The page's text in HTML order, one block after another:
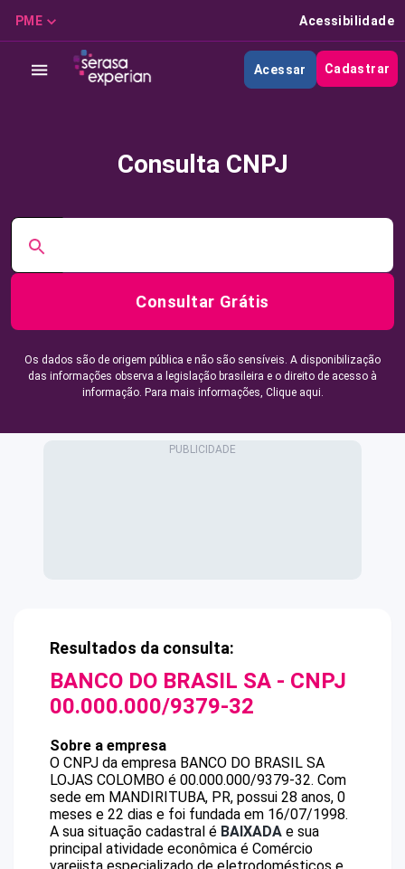
PME Acessibilidade
Acessar Cadastrar
Consulta CNPJ
Consultar Grátis
Os dados são de origem pública e não são sensíveis. A disponibilização
das informações observa a legislação brasileira e o direito de acesso à
informação. Para mais informações, Clique aqui.
Resultados da consulta:
BANCO DO BRASIL SA - CNPJ
00.000.000/9379-32
Sobre a empresa
O CNPJ da empresa BANCO DO BRASIL SA
LOJAS COLOMBO é 00.000.000/9379-32. Com
sede em MANDIRITUBA, PR, possui 28 anos, 0
meses e 22 dias e foi fundada em 16/07/1998.
A sua situação cadastral é BAIXADA e sua
principal atividade econômica é Comércio